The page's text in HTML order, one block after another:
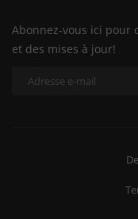
Abonnez-vous ici pour
et des mises à jour!